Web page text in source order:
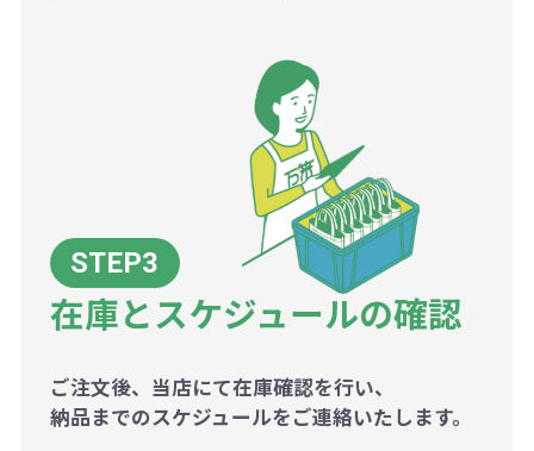
在庫とスケジュールの確認
ご注文後、当店にて在庫確認を行い、
納品までのスケジュールをご連絡いたします。